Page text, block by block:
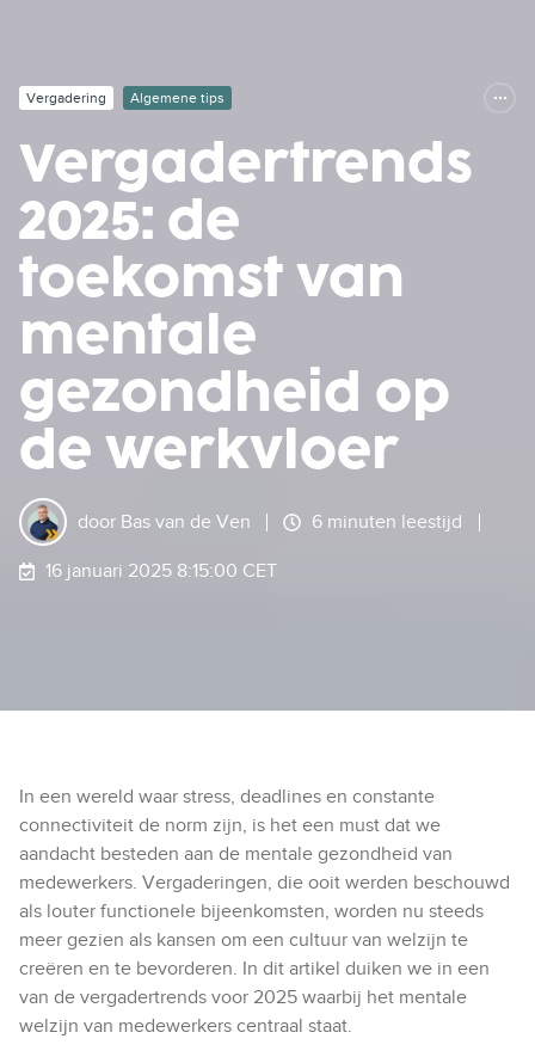
Vergadering Algemene tips
Vergadertrends
2025: de
toekomst van
mentale
gezondheid op
de werkvloer
door Bas van de Ven 6 minuten leestijd
16 januari 2025 8:15:00 CET
In een wereld waar stress, deadlines en constante
connectiviteit de norm zijn, is het een must dat we
aandacht besteden aan de mentale gezondheid van
medewerkers. Vergaderingen, die ooit werden beschouwd
als louter functionele bijeenkomsten, worden nu steeds
meer gezien als kansen om een cultuur van welzijn te
creëren en te bevorderen. In dit artikel duiken we in een
van de vergadertrends voor 2025 waarbij het mentale
welzijn van medewerkers centraal staat.